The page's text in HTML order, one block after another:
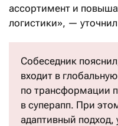
ассортимент и
логистики», —
Собеседник
входит в
по трансформации
в суперапп. При
адаптивный